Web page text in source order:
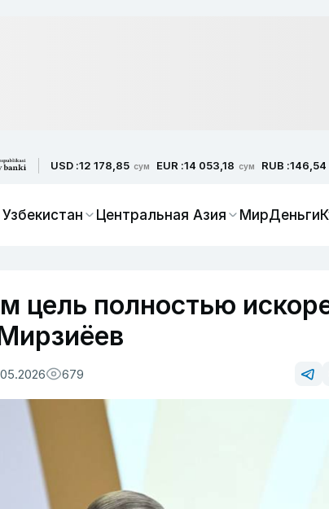
USD :12 178,85 сум EUR :14 053,18 сум RUB :146,54
Узбекистан Центральная Азия МирДеньги
цель полностью
679